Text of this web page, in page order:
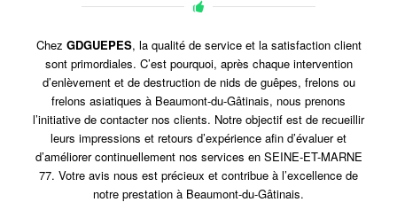
Chez GDGUEPES, la qualité de service et la satisfaction client
sont primordiales. C’est pourquoi, après chaque intervention
d’enlèvement et de destruction de nids de guêpes, frelons ou
frelons asiatiques à Beaumont-du-Gâtinais, nous prenons
l’initiative de contacter nos clients. Notre objectif est de recueillir
leurs impressions et retours d’expérience afin d’évaluer et
d’améliorer continuellement nos services en SEINE-ET-MARNE
77. Votre avis nous est précieux et contribue à l’excellence de
notre prestation à Beaumont-du-Gâtinais.